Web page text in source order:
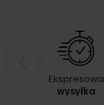
Ekspresowa
wysyłka